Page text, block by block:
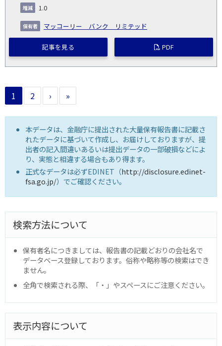
1.0
マッコーリー バンク リミテッド
記事を見る PDF
1 2 › »
本データは、金融庁に提出された大量保有報告書に記載さ
れたデータに基づいて作成し、お届けしておりますが、提
出者の記入間違いあるいは提出データの一部破損などによ
り、実態と相違する場合もあり得ます。
正式なデータは必ずEDINET（http://disclosure.edinet-
fsa.go.jp/）でご確認ください。
検索方法について
保有者名につきましては、報告書の記載どおりの会社名で
データベース登録しております。俗称や略称等の検索はでき
ません。
全角で検索される際、「・」やスペースにご注意ください。
表示内容について